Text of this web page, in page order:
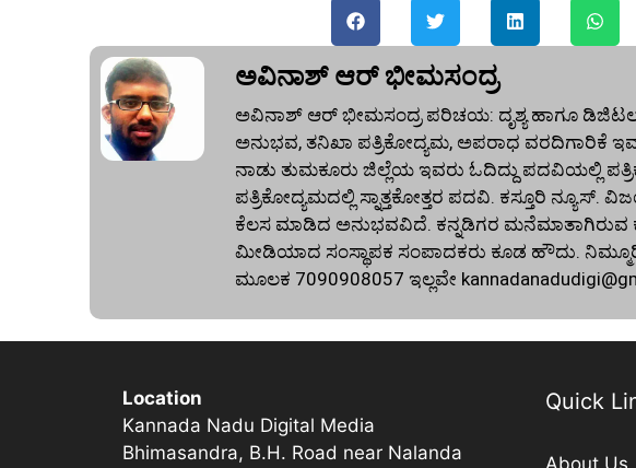
ಅವಿನಾಶ್‌ ಆರ್‌ ಭೀಮಸಂದ್ರ
ಅವಿನಾಶ್‌ ಆರ್‌ ಭೀಮಸಂದ್ರ ಪರಿಚಯ: ದೃಶ್ಯ ಹಾಗೂ
ಅನುಭವ, ತನಿಖಾ ಪತ್ರಿಕೋದ್ಯಮ, ಅಪರಾಧ ವರದಿಗಾರಿಕೆ
ನಾಡು ತುಮಕೂರು ಜಿಲ್ಲೆಯ ಇವರು ಓದಿದ್ದು ಪದವಿಯಲ್ಲಿ
ಪತ್ರಿಕೋದ್ಯಮದಲ್ಲಿ ಸ್ನಾತ್ತಕೋತ್ತರ ಪದವಿ. ಕಸ್ತೂರಿ ನ್ಯೂಸ್‌.
ಕೆಲಸ ಮಾಡಿದ ಅನುಭವವಿದೆ. ಕನ್ನಡಿಗರ ಮನೆಮಾತಾಗಿರುವ
ಮೀಡಿಯಾದ ಸಂಸ್ಥಾಪಕ ಸಂಪಾದಕರು ಕೂಡ ಹೌದು.
ಮೂಲಕ 7090908057 ಇಲ್ಲವೇ
Location
Kannada Nadu Digital Media
Bhimasandra, B.H. Road near Nalanda
Quick
About Us